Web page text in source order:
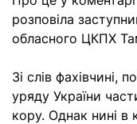
розповіла
обласного ЦКПХ
Зі слів фахівчині,
уряду України
кору. Однак нині в